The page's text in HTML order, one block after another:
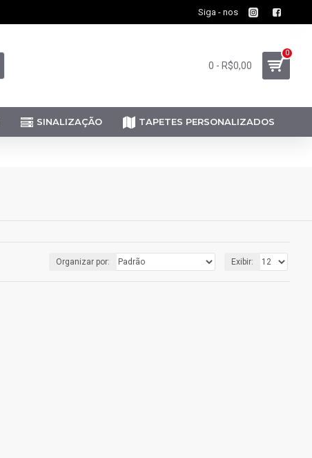
Siga - nos
0 - R$0,00
0
SINALIZAÇÃO TAPETES PERSONALIZADOS
Organizar por: Exibir: